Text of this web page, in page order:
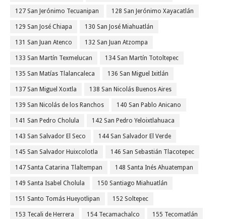
127 San Jerónimo Tecuanipan 128 San Jerónimo Xayacatlán
129 San José Chiapa 130 San José Miahuatlán
131 San Juan Atenco 132 San Juan Atzompa
133 San Martín Texmelucan 134 San Martín Totoltepec
135 San Matías Tlalancaleca 136 San Miguel Ixitlán
137 San Miguel Xoxtla 138 San Nicolás Buenos Aires
139 San Nicolás de los Ranchos 140 San Pablo Anicano
141 San Pedro Cholula 142 San Pedro Yeloixtlahuaca
143 San Salvador El Seco 144 San Salvador El Verde
145 San Salvador Huixcolotla 146 San Sebastián Tlacotepec
147 Santa Catarina Tlaltempan 148 Santa Inés Ahuatempan
149 Santa Isabel Cholula 150 Santiago Miahuatlán
151 Santo Tomás Hueyotlipan 152 Soltepec
153 Tecali de Herrera 154 Tecamachalco 155 Tecomatlán